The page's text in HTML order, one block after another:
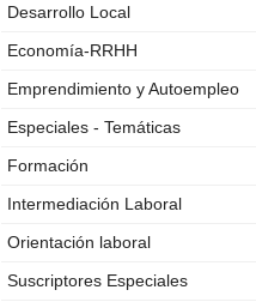
Desarrollo Local
Economía-RRHH
Emprendimiento y Autoempleo
Especiales - Temáticas
Formación
Intermediación Laboral
Orientación laboral
Suscriptores Especiales